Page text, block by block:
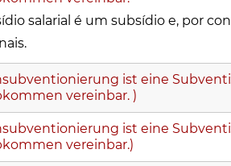
salarial é um subsídio e, por
ist eine
vereinbar. )
ist eine
vereinbar.)